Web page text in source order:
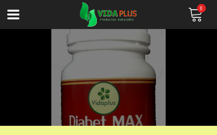
0